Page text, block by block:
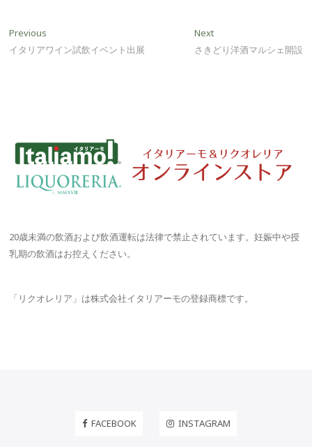
投
稿
ー
シ
ョ
Previous
post:
イタリアワイン試飲イベント出展
NextNext
post:
さきどり洋酒マルシェ開設
20歳未満の飲酒および飲酒運転は法律で禁止されています。妊娠中や授
乳期の飲酒はお控えください。
「リクオレリア」は株式会社イタリアーモの登録商標です。
FACEBOOK INSTAGRAM